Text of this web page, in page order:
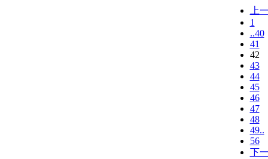
上
1
..40
41
42
43
44
45
46
47
48
49..
56
下